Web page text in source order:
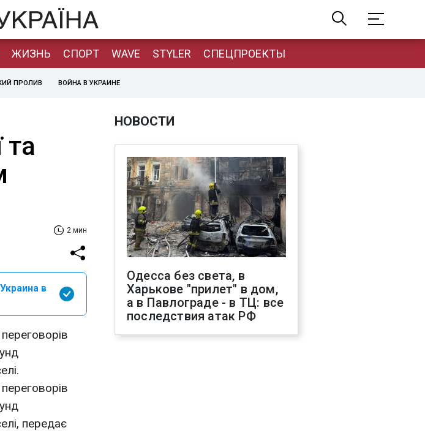
ЖИЗНЬ СПОРТ WAVE STYLER СПЕЦПРОЕКТЫ
ПРОЛИВ ВОЙНА В УКРАИНЕ
та
2 мин
в
передає
НОВОСТИ
Одесса без света, в
Харькове "прилет" в дом,
а в Павлограде - в ТЦ: все
последствия атак РФ